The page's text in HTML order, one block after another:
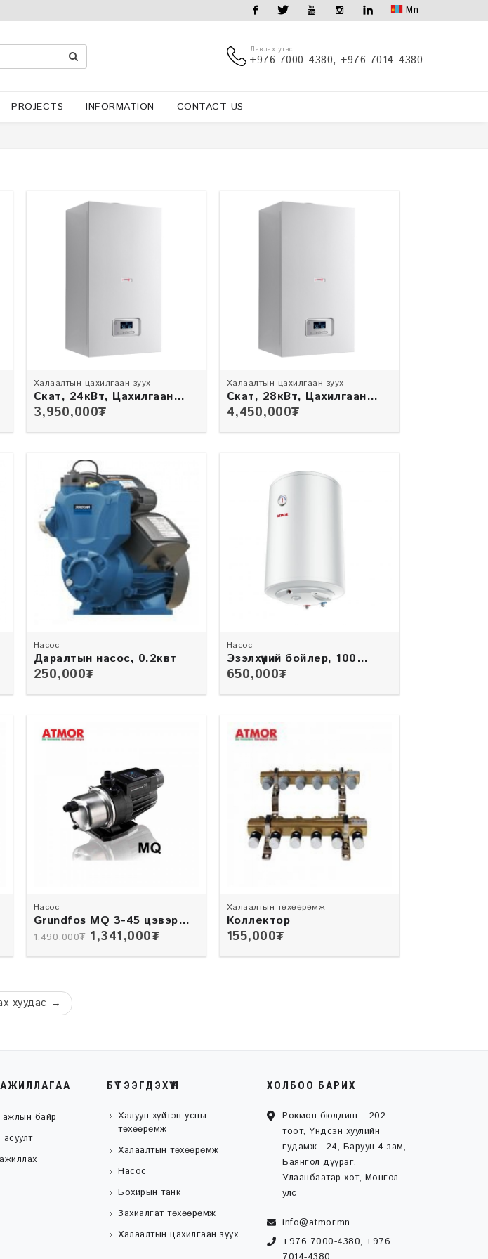
Mn
Лавлах утас
+976 7000-4380, +976 7014-4380
PROJECTS INFORMATION CONTACT US
Халаалтын цахилгаан зуух
Скат, 24кВт, Цахилгаан
зуух
3,950,000₮
Халаалтын цахилгаан зуух
Скат, 28кВт, Цахилгаан
зуух
4,450,000₮
Насос
Даралтын насос, 0.2квт
250,000₮
Насос
Эзэлхүүний бойлер, 100
литр, Atmor брэнд
650,000₮
Насос
Grundfos MQ 3-45 цэвэр
усны насос
1,490,000₮ 1,341,000₮
Халаалтын төхөөрөмж
Коллектор
155,000₮
хуудас →
ажлын байр
БҮТЭЭГДЭХҮҮН
Халуун хүйтэн усны
төхөөрөмж
Халаалтын төхөөрөмж
Насос
Бохирын танк
Захиалгат төхөөрөмж
Халаалтын цахилгаан зуух
ХОЛБОО БАРИХ
Рокмон бюлдинг - 202
тоот, Үндсэн хуулийн
гудамж - 24, Баруун 4 зам,
Баянгол дүүрэг,
Улаанбаатар хот, Монгол
улс
info@atmor.mn
+976 7000-4380, +976